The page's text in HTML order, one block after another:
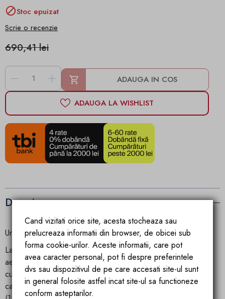
Stoc epuizat
Scrie o recenzie
690,41 lei
- + ADAUGA IN COS
ADAUGA LA WISHLIST
Descriere
Un produs de inalta calitate, import Germania !
Langa incalzitorul de tavan, poti petrece seri confortabile la
aer liber si in sezonul rece. Datorita tehnologiei de caldura
cu infrarosu extrem de eficienta si a celor doua surse de
caldura cu incalzire cu halogen, deosebit de puternice
Cand vizitati orice site, acesta stocheaza sau
prelucreaza informatii din browser, de obicei sub
forma cookie-urilor. Aceste informatii, care pot
avea caracter personal, pot fi despre preferintele
dvs sau dispozitivul de pe care accesati site-ul sunt
in general folosite astfel incat site-ul sa functioneze
conform asteptarilor.